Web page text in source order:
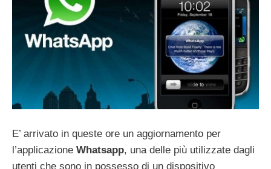
E’ arrivato in queste ore un aggiornamento per
l’applicazione Whatsapp, una delle più utilizzate dagli
utenti che sono in possesso di un dispositivo